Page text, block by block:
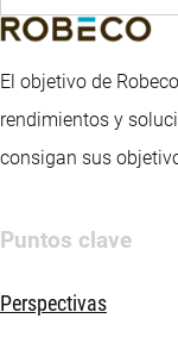
El objetivo de
rendimientos y
consigan sus
Puntos clave
Perspectivas